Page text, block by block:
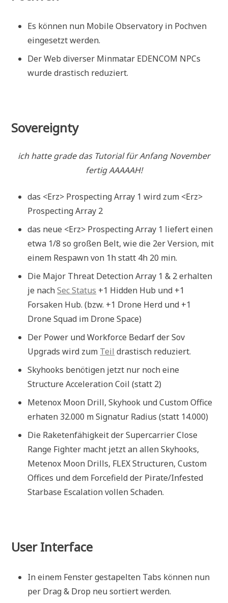
Es können nun Mobile Observatory in Pochven
eingesetzt werden.
Der Web diverser Minmatar EDENCOM NPCs
wurde drastisch reduziert.
Sovereignty
ich hatte grade das Tutorial für Anfang November
fertig AAAAAH!
das <Erz> Prospecting Array 1 wird zum <Erz>
Prospecting Array 2
das neue <Erz> Prospecting Array 1 liefert einen
etwa 1/8 so großen Belt, wie die 2er Version, mit
einem Respawn von 1h statt 4h 20 min.
Die Major Threat Detection Array 1 & 2 erhalten
je nachSec Status +1 Hidden Hub und +1
Forsaken Hub. (bzw. +1 Drone Herd und +1
Drone Squad im Drone Space)
Der Power und Workforce Bedarf der Sov
Upgrads wird zum Teil drastisch reduziert.
Skyhooks benötigen jetzt nur noch eine
Structure Acceleration Coil (statt 2)
Metenox Moon Drill, Skyhook und Custom Office
erhaten 32.000 m Signatur Radius (statt 14.000)
Die Raketenfähigkeit der Supercarrier Close
Range Fighter macht jetzt an allen Skyhooks,
Metenox Moon Drills, FLEX Structuren, Custom
Offices und dem Forcefield der Pirate/Infested
Starbase Escalation vollen Schaden.
User Interface
In einem Fenster gestapelten Tabs können nun
per Drag & Drop neu sortiert werden.